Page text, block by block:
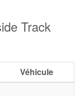
Track
Véhicule